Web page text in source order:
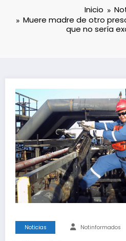
Inicio
Muere madre de otro
que no sería
Noticias Notinformados